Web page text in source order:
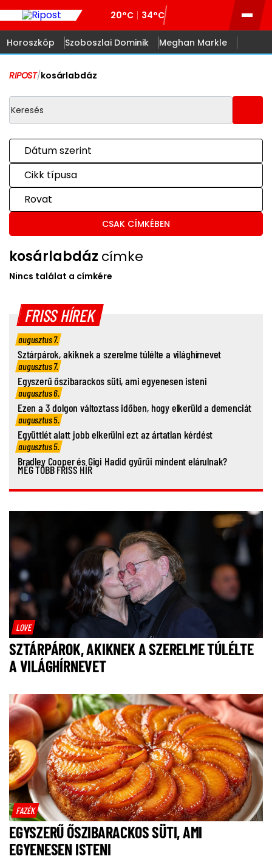
20°C 34°C
Horoszkóp Szoboszlai Dominik Meghan Markle
RIPOST/kosárlabdáz
Dátum szerint
Cikk típusa
Rovat
CSAK CÍMKÉBEN
kosárlabdáz címke
Nincs találat a címkére
FRISS HÍREK
augusztus 7.
Sztárpárok, akiknek a szerelme túlélte a világhírnevet
augusztus 7.
Egyszerű őszibarackos süti, ami egyenesen isteni
augusztus 6.
Ezen a 3 dolgon változtass időben, hogy elkerüld a demenciát
augusztus 5.
Együttlét alatt jobb elkerülni ezt az ártatlan kérdést
augusztus 5.
Bradley Cooper és Gigi Hadid gyűrűi mindent elárulnak?
MÉG TÖBB FRISS HÍR
LOVE
SZTÁRPÁROK, AKIKNEK A SZERELME TÚLÉLTE
A VILÁGHÍRNEVET
FAZÉK
EGYSZERŰ ŐSZIBARACKOS SÜTI, AMI
EGYENESEN ISTENI